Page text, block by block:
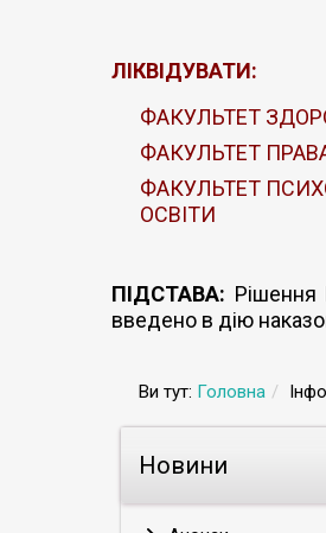
ЛІКВІДУВАТИ:
ФАКУЛЬТЕТ
ФАКУЛЬТЕТ
ФАКУЛЬТЕТ
ОСВІТИ
ПІДСТАВА: Рішення
введено в дію
Ви тут: Головна
Новини